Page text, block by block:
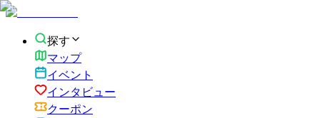
探す
マップ
イベント
インタビュー
クーポン